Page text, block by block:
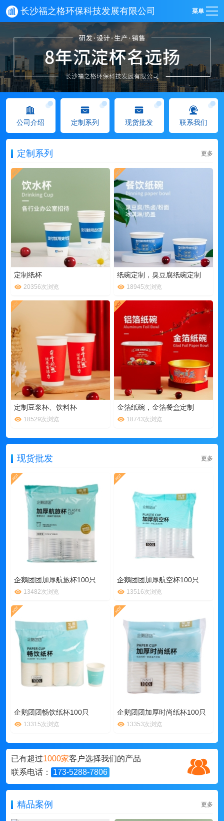
长沙福之格环保科技发展有限公司 菜单
公司介绍 定制系列 现货批发 联系我们
定制系列 更多
定制纸杯
20356次浏览
纸碗定制，臭豆腐纸碗定制
18945次浏览
定制豆浆杯、饮料杯
18529次浏览
金箔纸碗，金箔餐盒定制
18743次浏览
现货批发 更多
企鹅团团加厚航旅杯100只
13482次浏览
企鹅团团加厚航空杯100只
13516次浏览
企鹅团团畅饮纸杯100只
13315次浏览
企鹅团团加厚时尚纸杯100只
13353次浏览
已有超过1000家客户选择我们的产品
联系电话：
173-5288-7806
精品案例 更多